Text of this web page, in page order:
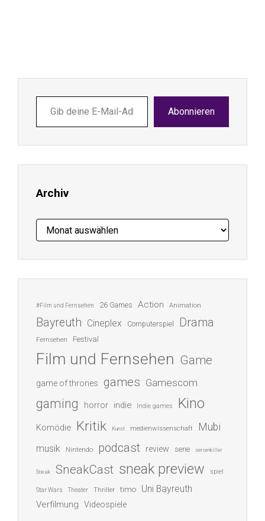
deine
E-
ein ...
Abonnieren
Archiv
Archiv
#Film und Fernsehen 26 Games Action Animation
Bayreuth Cineplex Computerspiel Drama
Fernsehen Festival
Film und Fernsehen Game
game of thrones games Gamescom
gaming horror indie Indie games Kino
Komödie Kritik Kunst medienwissenschaft Mubi
musik Nintendo podcast review serie serienkiller
Sneak SneakCast sneak preview spiel
Star Wars Theater Thriller timo Uni Bayreuth
Verfilmung Videospiele